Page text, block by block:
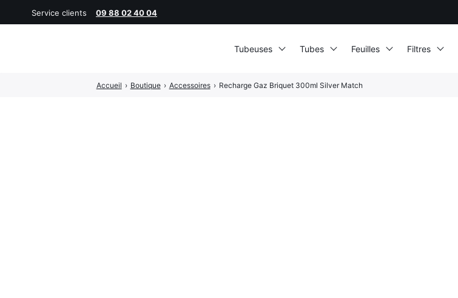
Accueil › Boutique › Accessoires › Recharge Gaz Briquet 300ml Silver Match
Service clients 09 88 02 40 04
Tubeuses Tubes Feuilles Filtres
: